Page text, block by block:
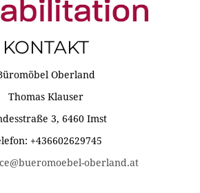
KONTAKT
Oberland
Thomas Klauser
3, 6460 Imst
+436602629745
oberland.at